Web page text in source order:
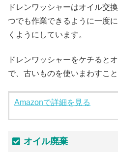
ドレンワッシャーはオイル交
つでも作業できるように一度
くようにしています。
ドレンワッシャーをケチると
で、古いものを使いまわすこ
Amazonで詳細を見る
オイル廃棄